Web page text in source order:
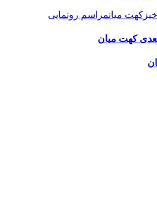
کهت میانمراسم رونمایی
کهت میان